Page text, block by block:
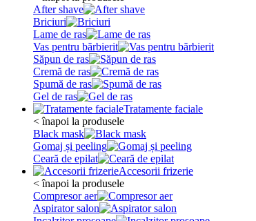
After shave
Briciuri
Lame de ras
Vas pentru bărbierit
Săpun de ras
Cremă de ras
Spumă de ras
Gel de ras
Tratamente faciale
< înapoi la produsele
Black mask
Gomaj și peeling
Ceară de epilat
Accesorii frizerie
< înapoi la produsele
Compresor aer
Aspirator salon